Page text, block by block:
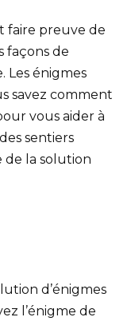
faire preuve de
façons de
Les énigmes
savez comment
vous aider à
sentiers
la solution
d’énigmes
l’énigme de